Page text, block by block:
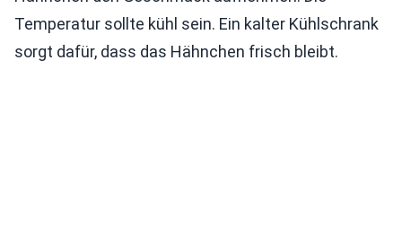
Temperatur sollte kühl sein. Ein kalter Kühlschrank
sorgt dafür, dass das Hähnchen frisch bleibt.